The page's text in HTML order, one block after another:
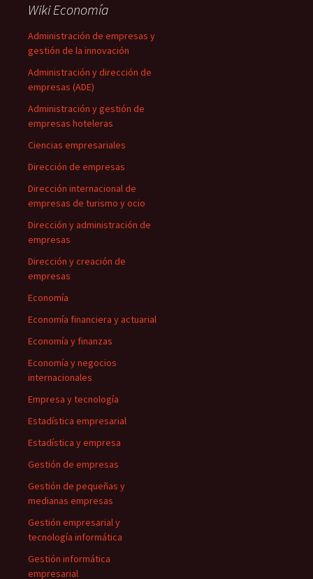
Wiki Economía
Administración de empresas y
gestión de la innovación
Administración y dirección de
empresas (ADE)
Administración y gestión de
empresas hoteleras
Ciencias empresariales
Dirección de empresas
Dirección internacional de
empresas de turismo y ocio
Dirección y administración de
empresas
Dirección y creación de
empresas
Economía
Economía financiera y actuarial
Economía y finanzas
Economía y negocios
internacionales
Empresa y tecnología
Estadística empresarial
Estadística y empresa
Gestión de empresas
Gestión de pequeñas y
medianas empresas
Gestión empresarial y
tecnología informática
Gestión informática
empresarial